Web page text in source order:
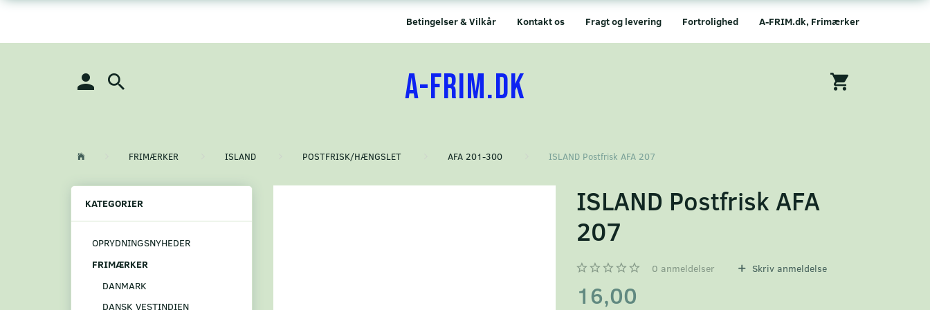
A-FRIM.dk, Frimærker
Fortrolighed
Fragt og levering
Kontakt os
Betingelser & Vilkår
A-FRIM.DK
FRIMÆRKER ISLAND POSTFRISK/HÆNGSLET AFA 201-300 ISLAND Postfrisk AFA 207
KATEGORIER
OPRYDNINGSNYHEDER
FRIMÆRKER
DANMARK
DANSK VESTINDIEN
ISLAND Postfrisk AFA
207
0 anmeldelser Skriv anmeldelse
16,00